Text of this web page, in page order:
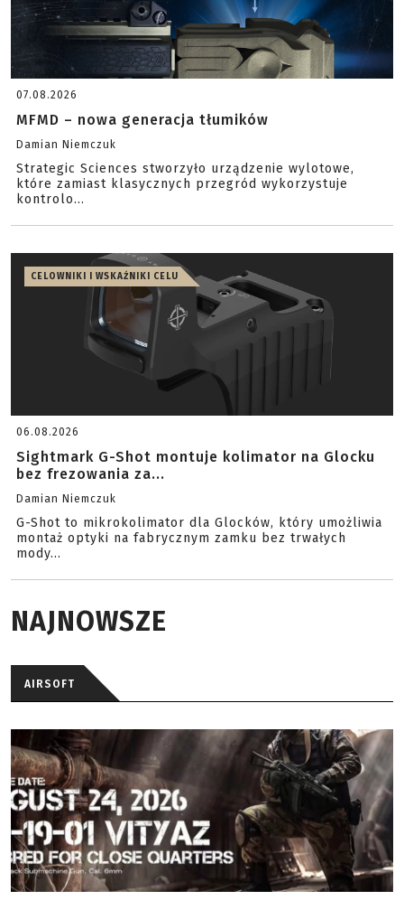
07.08.2026
MFMD – nowa generacja tłumików
Damian Niemczuk
Strategic Sciences stworzyło urządzenie wylotowe,
które zamiast klasycznych przegród wykorzystuje
kontrolo...
CELOWNIKI I WSKAŹNIKI CELU
06.08.2026
Sightmark G-Shot montuje kolimator na Glocku
bez frezowania za...
Damian Niemczuk
G-Shot to mikrokolimator dla Glocków, który umożliwia
montaż optyki na fabrycznym zamku bez trwałych
mody...
NAJNOWSZE
AIRSOFT